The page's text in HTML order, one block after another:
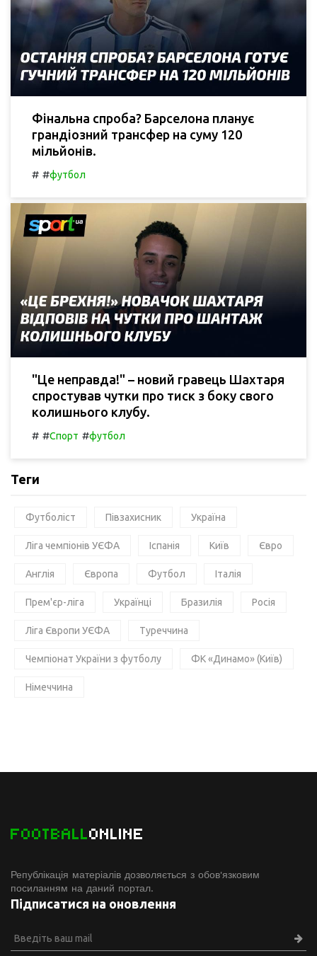
Фінальна спроба? Барселона планує
грандіозний трансфер на суму 120
мільйонів.
# #футбол
"Це неправда!" – новий гравець Шахтаря
спростував чутки про тиск з боку свого
колишнього клубу.
# #Спорт #футбол
Теги
Футболіст Півзахисник Україна
Ліга чемпіонів УЄФА Іспанія Київ Євро
Англія Європа Футбол Італія
Прем'єр-ліга Українці Бразилія Росія
Ліга Європи УЄФА Туреччина
Чемпіонат України з футболу ФК «Динамо» (Київ)
Німеччина
FOOTBALLONLINE
Републікація матеріалів дозволяється з обов'язковим
посиланням на даний портал.
Підписатися на оновлення